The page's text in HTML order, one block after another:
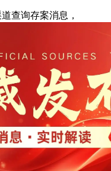
查询存案消息，